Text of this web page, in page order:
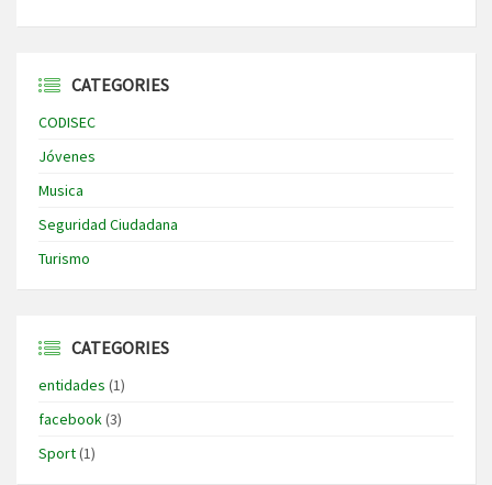
CATEGORIES
CODISEC
Jóvenes
Musica
Seguridad Ciudadana
Turismo
CATEGORIES
entidades (1)
facebook (3)
Sport(1)